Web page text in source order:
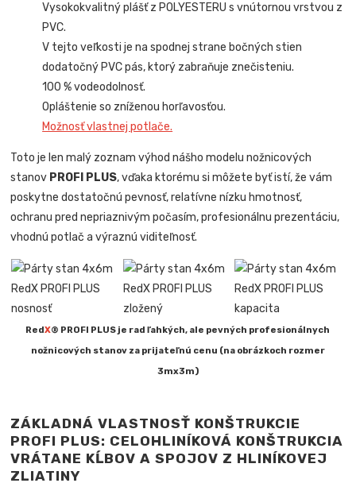
Vysokokvalitný plášť z POLYESTERU s vnútornou vrstvou z
PVC.
V tejto veľkosti je na spodnej strane bočných stien
dodatočný PVC pás, ktorý zabraňuje znečisteniu.
100 % vodeodolnosť.
Opláštenie so zníženou horľavosťou.
Možnosť vlastnej potlače.
Toto je len malý zoznam výhod nášho modelu nožnicových
stanov PROFI PLUS, vďaka ktorému si môžete byť istí, že vám
poskytne dostatočnú pevnosť, relatívne nízku hmotnosť,
ochranu pred nepriaznivým počasím, profesionálnu prezentáciu,
vhodnú potlač a výraznú viditeľnosť.
RedX® PROFI PLUS je rad ľahkých, ale pevných profesionálnych
nožnicových stanov za prijateľnú cenu (na obrázkoch rozmer
3mx3m)
ZÁKLADNÁ VLASTNOSŤ KONŠTRUKCIE
PROFI PLUS: CELOHLINÍKOVÁ KONŠTRUKCIA
VRÁTANE KĹBOV A SPOJOV Z HLINÍKOVEJ
ZLIATINY